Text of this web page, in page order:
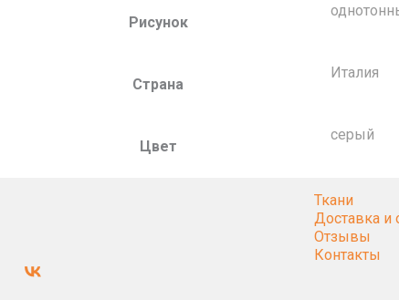
Рисунок
Страна
Италия
Цвет
серый
Ткани
Доставка и
Отзывы
Контакты